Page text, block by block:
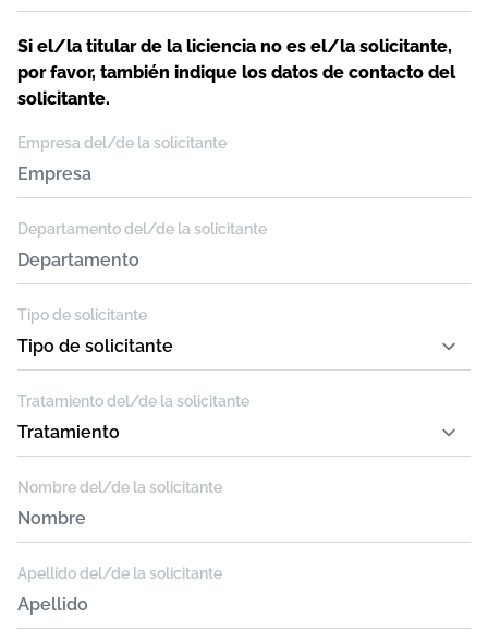
Si el/la titular de la liciencia no es el/la solicitante,
por favor, también indique los datos de contacto del
solicitante.
Empresa del/de la solicitante
Departamento del/de la solicitante
Tipo de solicitante
Tratamiento del/de la solicitante
Nombre del/de la solicitante
Apellido del/de la solicitante